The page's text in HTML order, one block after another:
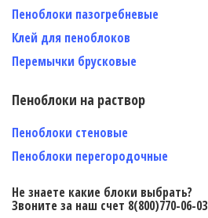
Пеноблоки пазогребневые
Клей для пеноблоков
Перемычки брусковые
Пеноблоки на раствор
Пеноблоки стеновые
Пеноблоки перегородочные
Не знаете какие блоки выбрать?
Звоните за наш счет 8(800)770-06-03